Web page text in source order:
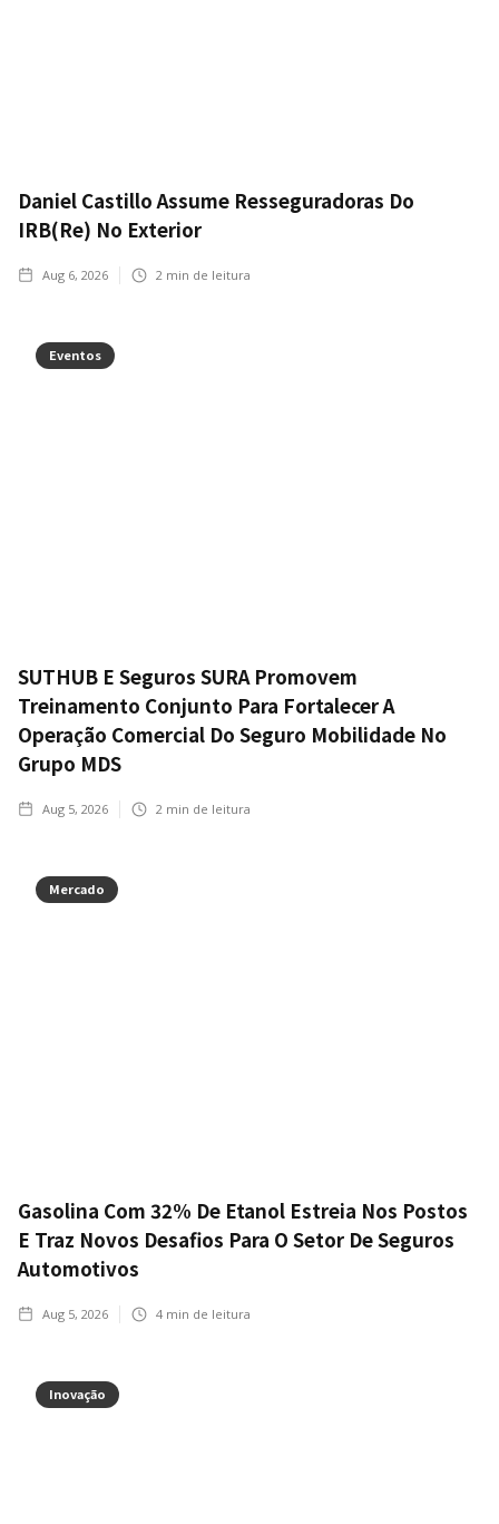
Daniel Castillo Assume Resseguradoras Do
IRB(Re) No Exterior
Aug 6, 2026 2 min de leitura
Eventos
SUTHUB E Seguros SURA Promovem
Treinamento Conjunto Para Fortalecer A
Operação Comercial Do Seguro Mobilidade No
Grupo MDS
Aug 5, 2026 2 min de leitura
Mercado
Gasolina Com 32% De Etanol Estreia Nos Postos
E Traz Novos Desafios Para O Setor De Seguros
Automotivos
Aug 5, 2026 4 min de leitura
Inovação